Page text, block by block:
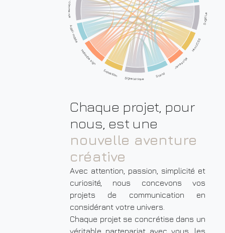
Svg/Illus
Html/CSS
Javascript
Stand
Signalétique
Exposition
MotionDesign
Appli-mobile
e-commerce
Chaque projet, pour
nous, est une
nouvelle aventure
créative
Avec attention, passion, simplicité et
curiosité, nous concevons vos
projets de communication en
considérant votre univers.
Chaque projet se concrétise dans un
véritable partenariat avec vous, les